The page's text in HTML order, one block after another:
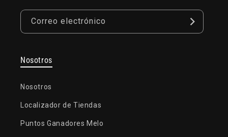
Correo electrónico
Nosotros
Nosotros
Localizador de Tiendas
Puntos Ganadores Melo